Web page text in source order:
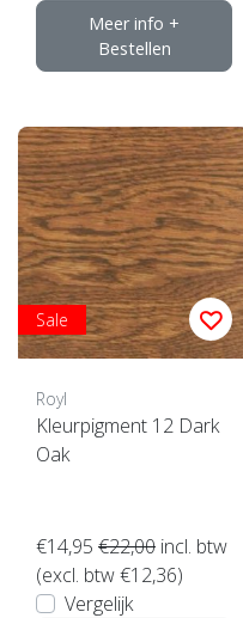
Meer info +
Bestellen
Sale
Royl
Kleurpigment 12 Dark
Oak
€14,95 €22,00 incl. btw
(excl. btw €12,36)
Vergelijk